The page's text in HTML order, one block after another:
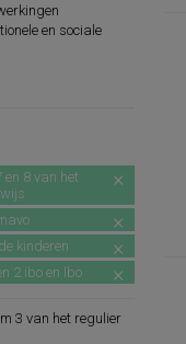
en sociale
en 8 van het
kinderen
2 ibo en lbo
3 van het regulier